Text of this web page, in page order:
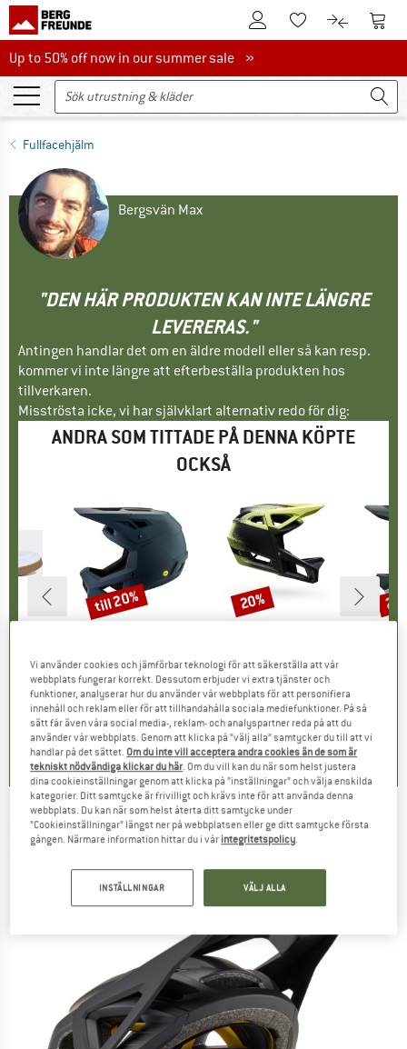
Till kundkontotTill minneslistan.
Till Till
Up to 50% off now in our summer sale
Up to 50% off now in our summer sale »
Fullfacehjälm
Bergsvän Max
"DEN HÄR PRODUKTEN KAN INTE LÄNGRE
LEVERERAS."
Antingen handlar det om en äldre modell eller så kan resp.
kommer vi inte längre att efterbeställa produkten hos
tillverkaren.
Misströsta icke, vi har självklart alternativ redo för dig:
ANDRA SOM TITTADE PÅ DENNA KÖPTE
OCKSÅ
pris
127,46 €
)
Produktgrupp
Cykelhjälm
Pris
149,95 € Reducerat pris
från119,96 €
4,0(1)
Rabatt
till 20%
Produktgrupp
Cykelhjälm
Pris
369,95 €Reducerat pris
295,96 €
0,0(0)
Rabatt
20%
FOX RACING - Proframe MT - Cykelhjälm
Vi använder cookies och jämförbar teknologi för att säkerställa att vår
webbplats fungerar korrekt. Dessutom erbjuder vi extra tjänster och
funktioner, analyserar hur du använder vår webbplats för att personifiera
innehåll och reklam eller för att tillhandahålla sociala mediefunktioner. På så
sätt får även våra social media-, reklam- och analyspartner reda på att du
använder vår webbplats. Genom att klicka på ”välj alla” samtycker du till att vi
handlar på det sättet. Om du inte vill acceptera andra cookies än de som är
tekniskt nödvändiga klickar du här . Om du vill kan du när som helst justera
dina cookieinställningar genom att klicka på ”inställningar” och välja enskilda
kategorier. Ditt samtycke är frivilligt och krävs inte för att använda denna
webbplats. Du kan när som helst återta ditt samtycke under
”Cookieinställningar” längst ner på webbplatsen eller ge ditt samtycke första
gången. Närmare information hittar du i vår integritetspolicy
INSTÄLLNINGAR VÄLJ ALLA